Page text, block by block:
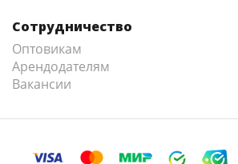
Сотрудничество
Оптовикам
Арендодателям
Вакансии